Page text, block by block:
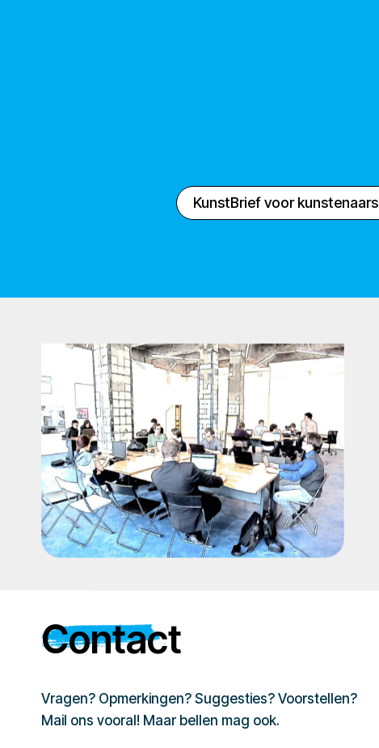
KunstBrief voor kunstenaars
Contact
Vragen? Opmerkingen? Suggesties? Voorstellen?
Mail ons vooral! Maar bellen mag ook.